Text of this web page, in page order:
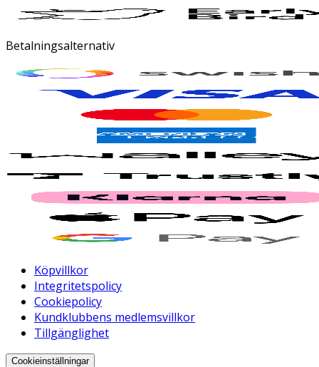
Betalningsalternativ
Köpvillkor
Integritetspolicy
Cookiepolicy
Kundklubbens medlemsvillkor
Tillgänglighet
Cookieinställningar